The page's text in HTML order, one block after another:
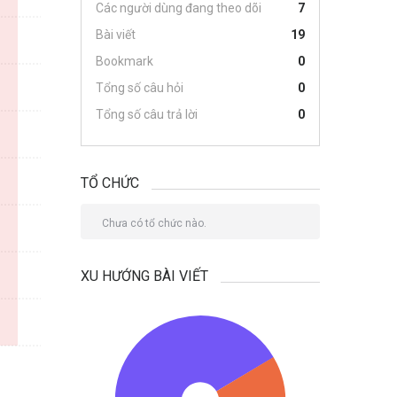
Các người dùng đang theo dõi
7
Bài viết
19
Bookmark
0
Tổng số câu hỏi
0
Tổng số câu trả lời
0
TỔ CHỨC
Chưa có tổ chức nào.
XU HƯỚNG BÀI VIẾT